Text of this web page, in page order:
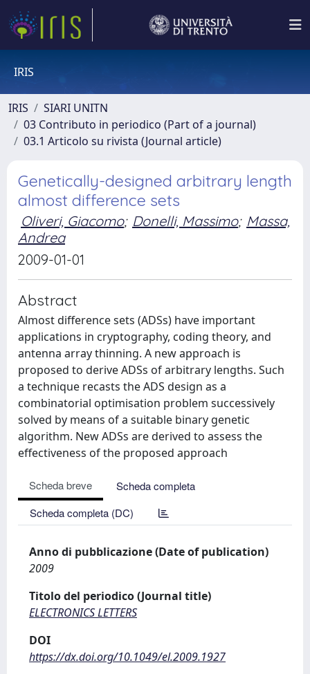
IRIS
IRIS
SIARI UNITN
03 Contributo in periodico (Part of a journal)
03.1 Articolo su rivista (Journal article)
Genetically-designed arbitrary length
almost difference sets
Oliveri, Giacomo; Donelli, Massimo; Massa,
Andrea
2009-01-01
Abstract
Almost difference sets (ADSs) have important
applications in cryptography, coding theory, and
antenna array thinning. A new approach is
proposed to derive ADSs of arbitrary lengths. Such
a technique recasts the ADS design as a
combinatorial optimisation problem successively
solved by means of a suitable binary genetic
algorithm. New ADSs are derived to assess the
effectiveness of the proposed approach
Scheda breve
Scheda completa
Scheda completa (DC)
Anno di pubblicazione (Date of publication)
2009
Titolo del periodico (Journal title)
ELECTRONICS LETTERS
DOI
https://dx.doi.org/10.1049/el.2009.1927